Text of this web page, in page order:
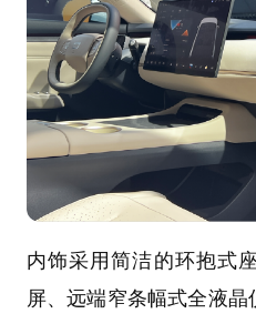
内饰采用简洁的环抱式
屏、远端窄条幅式全液